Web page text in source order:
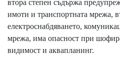
втора степен съдържа
имоти и транспортната мрежа,
електроснабдяването,
мрежа, има опасност при
видимост и аквапланинг.